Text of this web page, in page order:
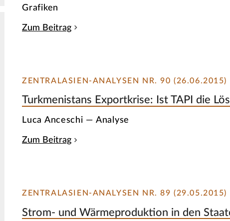
Grafiken
Zum Beitrag
ZENTRALASIEN-ANALYSEN NR. 90 (26.06.2015)
Turkmenistans Exportkrise: Ist TAPI die
Luca Anceschi — Analyse
Zum Beitrag
ZENTRALASIEN-ANALYSEN NR. 89 (29.05.2015)
Strom- und Wärmeproduktion in den